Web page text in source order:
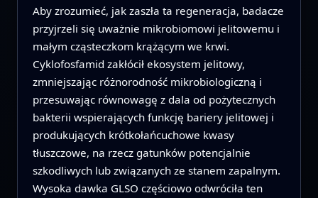
Aby zrozumieć, jak zaszła ta regeneracja, badacze
przyjrzeli się uważnie mikrobiomowi jelitowemu i
małym cząsteczkom krążącym we krwi.
Cyklofosfamid zakłócił ekosystem jelitowy,
zmniejszając różnorodność mikrobiologiczną i
przesuwając równowagę z dala od pożytecznych
bakterii wspierających funkcję bariery jelitowej i
produkujących krótkołańcuchowe kwasy
tłuszczowe, na rzecz gatunków potencjalnie
szkodliwych lub związanych ze stanem zapalnym.
Wysoka dawka GLSO częściowo odwróciła ten